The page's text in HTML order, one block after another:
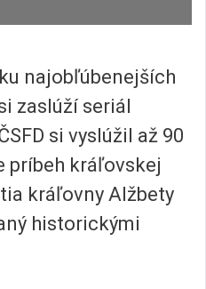
najobľúbenejších
zaslúží seriál
si vyslúžil až 90
príbeh kráľovskej
kráľovny Alžbety
historickými